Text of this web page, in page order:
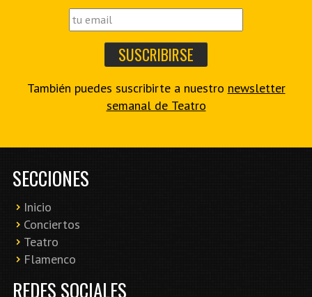
También puedes suscribirte a nuestro newsletter
semanal de Teatro
SECCIONES
Inicio
Conciertos
Teatro
Flamenco
REDES SOCIALES